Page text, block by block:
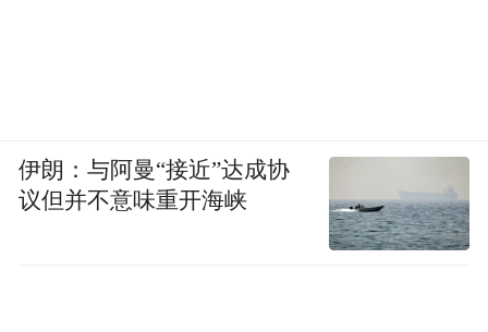
伊朗：与阿曼“接近”达成协
议但并不意味重开海峡